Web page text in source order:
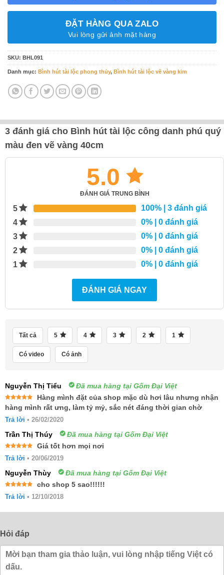
ĐẶT HÀNG QUA ZALO
Vui lòng gửi ảnh mặt hàng
SKU: BHL091
Danh mục: Bình hút tài lộc phong thủy, Bình hút tài lộc vẽ vàng kim
3 đánh giá cho Bình hút tài lộc công danh phú quý
màu đen vẽ vàng 40cm
5.0
ĐÁNH GIÁ TRUNG BÌNH
5 100% | 3 đánh giá
4
0% | 0 đánh giá
3
0% | 0 đánh giá
2
0% | 0 đánh giá
1
0% | 0 đánh giá
ĐÁNH GIÁ NGAY
Tất cả 5 4 3 2 1
Có video Có ảnh
Nguyễn Thị Tiểu Đã mua hàng tại Gốm Đại Việt
Được xếp
hạng5 5
sao
Hàng mình đặt của shop mặc dù hơi lâu nhưng nhận
hàng mình rất ưng, làm tỷ mỷ, sắc nét đáng thời gian chờ
Trả lời • 26/02/2020
Trần Thị Thúy Đã mua hàng tại Gốm Đại Việt
hạng55
Giá tốt hơn mọi nơi
Trả lời • 20/06/2019
Nguyễn Thùy Đã mua hàng tại Gốm Đại Việt
hạng55
cho shop 5 sao!!!!!!
Trả lời • 12/10/2018
Hỏi đáp